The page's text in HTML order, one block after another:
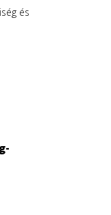
és